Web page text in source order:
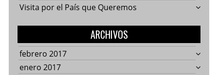
Visita por el País que Queremos
ARCHIVOS
febrero 2017
enero 2017